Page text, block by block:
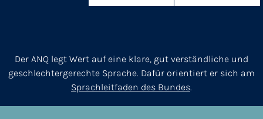
Der ANQ legt Wert auf eine klare, gut verständliche und
geschlechtergerechte Sprache. Dafür orientiert er sich am
Sprachleitfaden des Bundes.